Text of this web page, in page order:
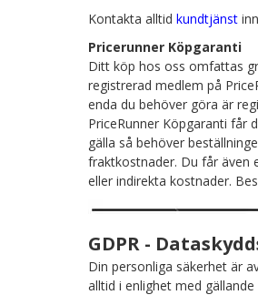
Kontakta alltid kundtjänst
Pricerunner Köpgaranti
Ditt köp hos oss omfattas
registrerad medlem på
enda du behöver göra är
PriceRunner Köpgaranti får
gälla så behöver
fraktkostnader. Du får även
eller indirekta kostnader.
GDPR -
Din personliga säkerhet är
alltid i enlighet med